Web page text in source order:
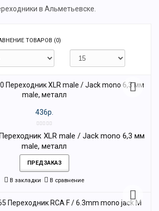
в Альметьевске.
ТОВАРОВ (0)
436р.
Переходник XLR male / Jack mono 6,3 мм
male, металл
ПРЕДЗАКАЗ
В закладки В сравнение